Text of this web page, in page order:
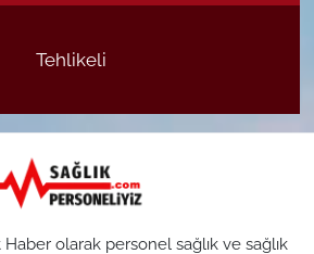
Tehlikeli
olarak personel sağlık ve sağlık